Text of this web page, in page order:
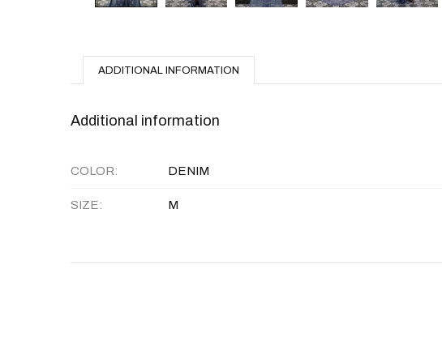
ADDITIONAL INFORMATION
Additional information
COLOR DENIM
SIZE M